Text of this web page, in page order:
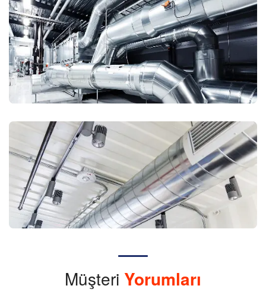
Müşteri Yorumları